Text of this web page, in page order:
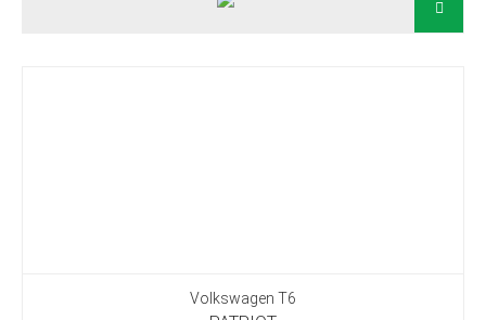
Volkswagen T6